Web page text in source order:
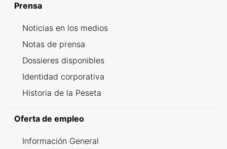
Prensa
Noticias en los medios
Notas de prensa
Dossieres disponibles
Identidad corporativa
Historia de la Peseta
Oferta de empleo
Información General